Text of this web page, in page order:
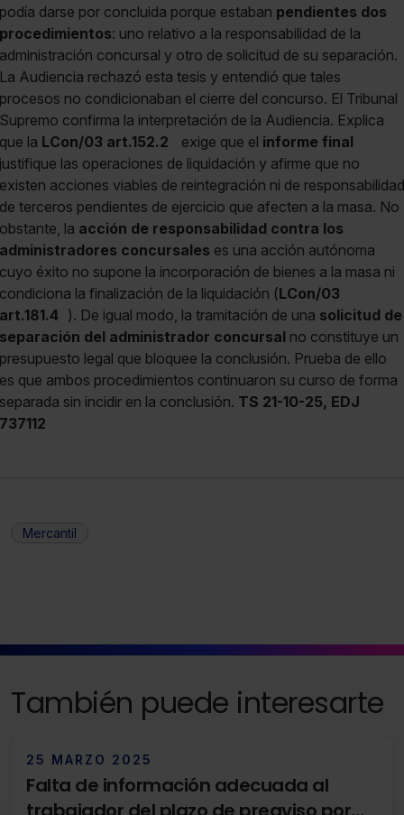
podía darse por concluida porque estaban pendientes dos
procedimientos: uno relativo a la responsabilidad de la
administración concursal y otro de solicitud de su separación.
La Audiencia rechazó esta tesis y entendió que tales
procesos no condicionaban el cierre del concurso. El Tribunal
Supremo confirma la interpretación de la Audiencia. Explica
que la LCon/03 art.152.2 exige que el informe final
justifique las operaciones de liquidación y afirme que no
existen acciones viables de reintegración ni de responsabilidad
de terceros pendientes de ejercicio que afecten a la masa. No
obstante, la acción de responsabilidad contra los
administradores concursales es una acción autónoma
cuyo éxito no supone la incorporación de bienes a la masa ni
condiciona la finalización de la liquidación (LCon/03
art.181.4 ). De igual modo, la tramitación de una solicitud de
separación del administrador concursal no constituye un
presupuesto legal que bloquee la conclusión. Prueba de ello
es que ambos procedimientos continuaron su curso de forma
separada sin incidir en la conclusión. TS 21-10-25, EDJ
737112
Mercantil
También puede interesarte
25 MARZO 2025
Falta de información adecuada al